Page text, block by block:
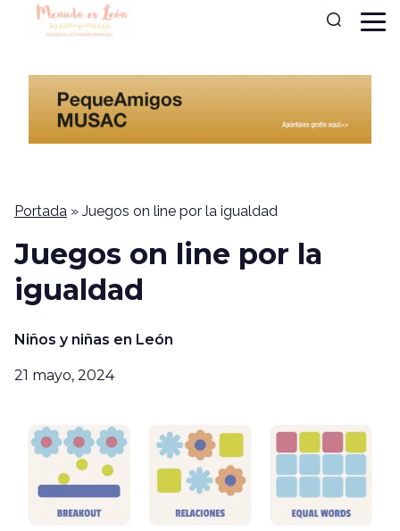
Portada » Juegos on line por la igualdad
Juegos on line por la
igualdad
Niños y niñas en León
21 mayo, 2024